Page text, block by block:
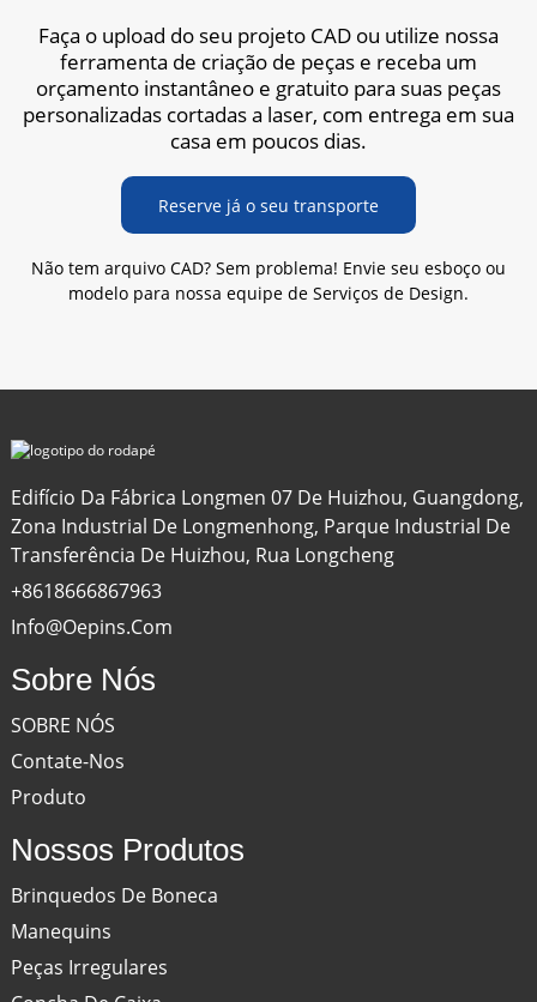
Faça o upload do seu projeto CAD ou utilize nossa
ferramenta de criação de peças e receba um
orçamento instantâneo e gratuito para suas peças
personalizadas cortadas a laser, com entrega em sua
casa em poucos dias.
Reserve já o seu transporte
Não tem arquivo CAD? Sem problema! Envie seu esboço ou
modelo para nossa equipe de Serviços de Design.
Edifício Da Fábrica Longmen 07 De Huizhou, Guangdong,
Zona Industrial De Longmenhong, Parque Industrial De
Transferência De Huizhou, Rua Longcheng
+8618666867963
Info@oepins.com
Sobre Nós
SOBRE NÓS
Contate-Nos
Produto
Nossos Produtos
Brinquedos De Boneca
Manequins
Peças Irregulares